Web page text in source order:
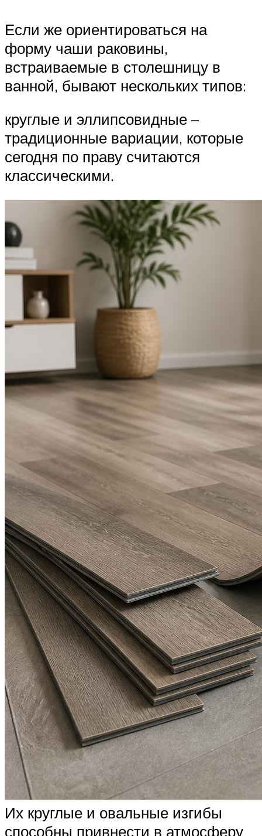
Если же ориентироваться на
форму чаши раковины,
встраиваемые в столешницу в
ванной, бывают нескольких типов:
круглые и эллипсовидные –
традиционные вариации, которые
сегодня по праву считаются
классическими.
Их круглые и овальные изгибы
способны привнести в атмосферу